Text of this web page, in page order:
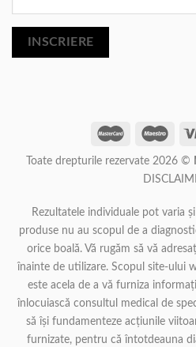
INSCRIERE
Toate drepturile rezervate 2026 ©
Rezultatele individuale pot varia
produse nu au scopul de a
orice boală. Vă rugăm să vă
înainte de utilizare. Scopul site-ului
este acela de a vă furniza
înlocuiască consultul medical de
să își fundamenteze acțiunile
furnizate, pentru că întotdeauna